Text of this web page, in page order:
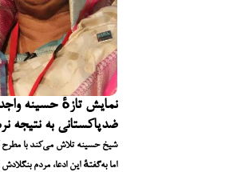
نمایش تازهٔ حسینه
ضدپاکستانی به نتیجه
شیخ حسینه تلاش می‌کند با مطرح
اما به‌گفتهٔ این ادعا، مردم